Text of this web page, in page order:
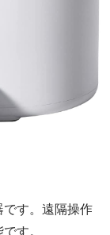
です。遠隔操作
す。